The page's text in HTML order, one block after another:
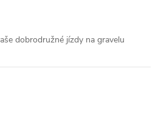
dobrodružné jízdy na gravelu